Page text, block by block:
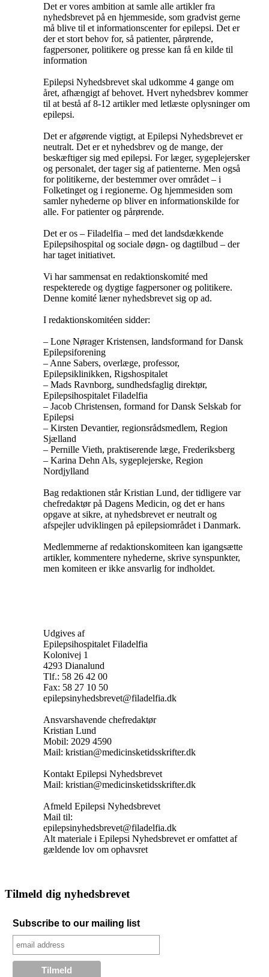
Det er vores ambition at samle alle artikler fra
nyhedsbrevet på en hjemmeside, som gradvist gerne
må blive til et informationscenter for epilepsi. Det er
der et stort behov for, så patienter, pårørende,
fagpersoner, politikere og presse kan få en kilde til
information
Epilepsi Nyhedsbrevet skal udkomme 4 gange om
året, afhængigt af behovet. Hvert nyhedsbrev kommer
til at bestå af 8-12 artikler med letlæste oplysninger om
epilepsi.
Det er afgørende vigtigt, at Epilepsi Nyhedsbrevet er
neutralt. Det er et nyhedsbrev og de mange, der
beskæftiger sig med epilepsi. For læger, sygeplejersker
og personalet, der tager sig af patienterne. Men også
for politikerne, der bestemmer over området – i
Folketinget og i regionerne. Og hjemmesiden som
samler nyhederne op bliver en informationskilde for
alle. For patienter og pårørende.
Det er os – Filadelfia – med det landsdækkende
Epilepsihospital og sociale døgn- og dagtilbud – der
har taget initiativet.
Vi har sammensat en redaktionskomité med
respekterede og dygtige fagpersoner og politikere.
Denne komité læner nyhedsbrevet sig op ad.
I redaktionskomitéen sidder:
– Lone Nørager Kristensen, landsformand for Dansk
Epilepsiforening
– Anne Sabers, overlæge, professor,
Epilepsiklinikken, Rigshospitalet
– Mads Ravnborg, sundhedsfaglig direktør,
Epilepsihospitalet Filadelfia
– Jacob Christensen, formand for Dansk Selskab for
Epilepsi
– Kirsten Devantier, regionsrådsmedlem, Region
Sjælland
– Pernille Vieth, praktiserende læge, Frederiksberg
– Karina Dehn Als, sygeplejerske, Region
Nordjylland
Bag redaktionen står Kristian Lund, der tidligere var
chefredaktør på Dagens Medicin, og det er hans
opgave at sikre, at nyhedsbrevet er neutralt og
afspejler udviklingen på epilepsiområdet i Danmark.
Medlemmerne af redaktionskomiteen kan igangsætte
artikler, kommentere nyhederne, skrive synspunkter,
men komiteen er ikke ansvarlig for indholdet.
Udgives af
Epilepsihospitalet Filadelfia
Kolonivej 1
4293 Dianalund
Tlf.: 58 26 42 00
Fax: 58 27 10 50
epilepsinyhedsbrevet@filadelfia.dk
Ansvarshavende chefredaktør
Kristian Lund
Mobil: 2029 4590
Mail: kristian@medicinsketidsskrifter.dk
Kontakt Epilepsi Nyhedsbrevet
Mail: kristian@medicinsketidsskrifter.dk
Afmeld Epilepsi Nyhedsbrevet
Mail til:
epilepsinyhedsbrevet@filadelfia.dk
Alt materiale i Epilepsi Nyhedsbrevet er omfattet af
gældende lov om ophavsret
Tilmeld dig nyhedsbrevet
Subscribe to our mailing list